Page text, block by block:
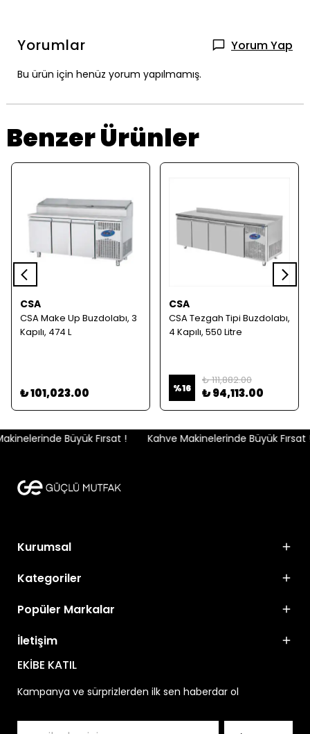
Yorumlar Yorum Yap
Bu ürün için henüz yorum yapılmamış.
Benzer Ürünler
CSA
CSA Make Up Buzdolabı, 3
Kapılı, 474 L
₺ 101,023.00
CSA
CSA Tezgah Tipi Buzdolabı,
4 Kapılı, 550 Litre
%16
₺ 111,882.00
₺ 94,113.00
Büyük Fırsat ! Kahve Makinelerinde Büyük Fırsat !
Kurumsal
Kategoriler
Popüler Markalar
İletişim
EKİBE KATIL
Kampanya ve sürprizlerden ilk sen haberdar ol